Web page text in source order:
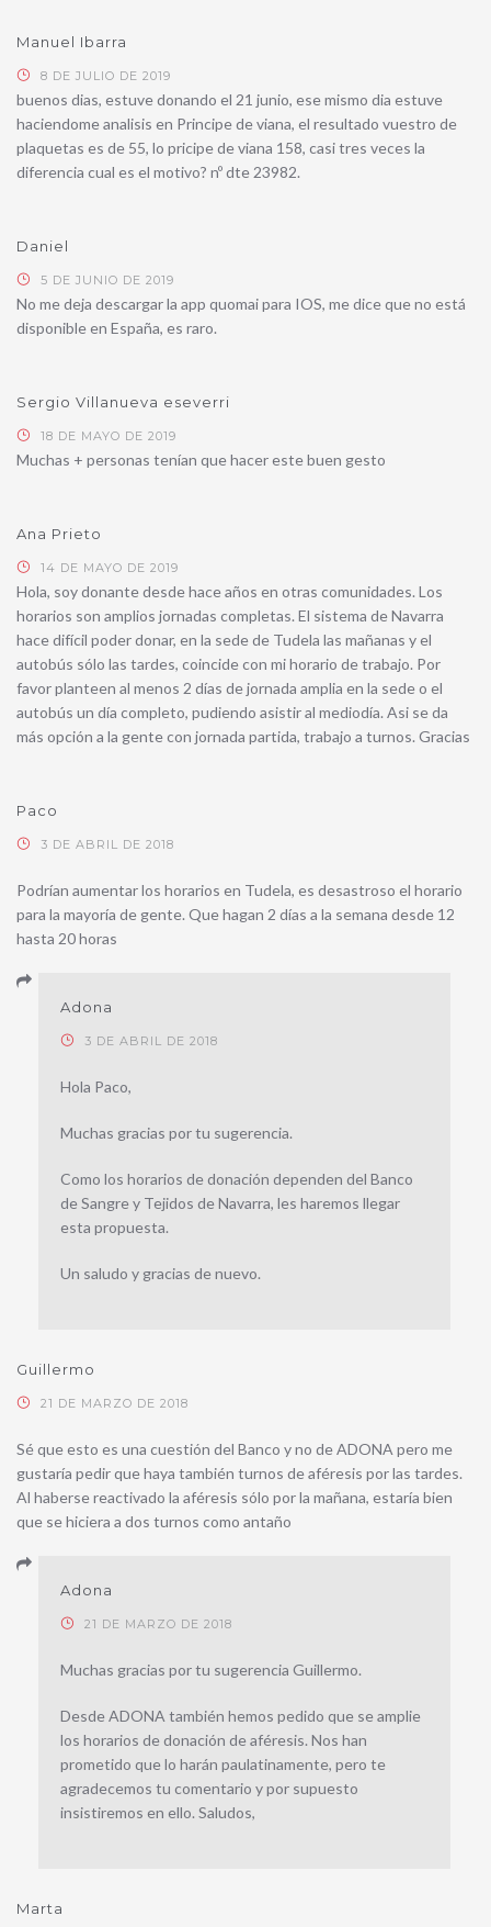
Manuel Ibarra
8 DE JULIO DE 2019
buenos dias, estuve donando el 21 junio, ese mismo dia estuve
haciendome analisis en Principe de viana, el resultado vuestro de
plaquetas es de 55, lo pricipe de viana 158, casi tres veces la
diferencia cual es el motivo? nº dte 23982.
Daniel
5 DE JUNIO DE 2019
No me deja descargar la app quomai para IOS, me dice que no está
disponible en España, es raro.
Sergio Villanueva eseverri
18 DE MAYO DE 2019
Muchas + personas tenían que hacer este buen gesto
Ana Prieto
14 DE MAYO DE 2019
Hola, soy donante desde hace años en otras comunidades. Los
horarios son amplios jornadas completas. El sistema de Navarra
hace difícil poder donar, en la sede de Tudela las mañanas y el
autobús sólo las tardes, coincide con mi horario de trabajo. Por
favor planteen al menos 2 días de jornada amplia en la sede o el
autobús un día completo, pudiendo asistir al mediodía. Asi se da
más opción a la gente con jornada partida, trabajo a turnos. Gracias
Paco
3 DE ABRIL DE 2018
Podrían aumentar los horarios en Tudela, es desastroso el horario
para la mayoría de gente. Que hagan 2 días a la semana desde 12
hasta 20 horas
Adona
3 DE ABRIL DE 2018
Hola Paco,
Muchas gracias por tu sugerencia.
Como los horarios de donación dependen del Banco
de Sangre y Tejidos de Navarra, les haremos llegar
esta propuesta.
Un saludo y gracias de nuevo.
Guillermo
21 DE MARZO DE 2018
Sé que esto es una cuestión del Banco y no de ADONA pero me
gustaría pedir que haya también turnos de aféresis por las tardes.
Al haberse reactivado la aféresis sólo por la mañana, estaría bien
que se hiciera a dos turnos como antaño
Adona
21 DE MARZO DE 2018
Muchas gracias por tu sugerencia Guillermo.
Desde ADONA también hemos pedido que se amplie
los horarios de donación de aféresis. Nos han
prometido que lo harán paulatinamente, pero te
agradecemos tu comentario y por supuesto
insistiremos en ello. Saludos,
Marta